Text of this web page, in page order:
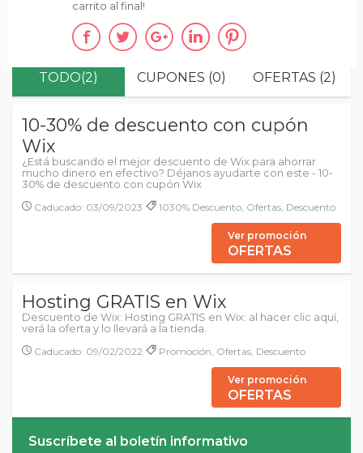
TODO(2) CUPONES (0) OFERTAS (2)
10-30% de descuento con cupón
Wix
¿Está buscando el mejor descuento de Wix para ahorrar
mucho dinero en efectivo? Déjanos ayudarte con este - 10-
30% de descuento con cupón Wix
Caducado: 03/09/2023
1030% Descuento, Ofertas, Descuento
Ver promoción
OFERTAS
Hosting GRATIS en Wix
Descuento de Wix: Hosting GRATIS en Wix: al hacer clic aquí,
verá la oferta y lo llevará a la tienda.
Caducado: 09/02/2022
Promoción, Ofertas, Descuento
Ver promoción
OFERTAS
Suscríbete al boletín informativo
carrito al final!